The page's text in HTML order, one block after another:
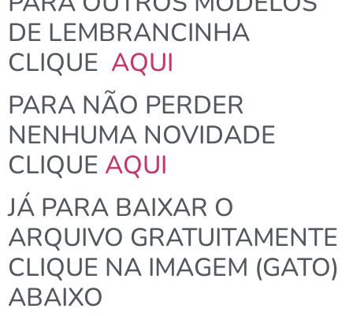
DE LEMBRANCINHA
CLIQUE AQUI
PARA NÃO PERDER
NENHUMA NOVIDADE
CLIQUE AQUI
JÁ PARA BAIXAR O
ARQUIVO GRATUITAMENTE
CLIQUE NA IMAGEM (GATO)
ABAIXO